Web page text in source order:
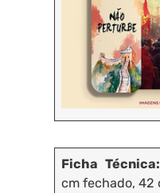
Ficha
cm fechado, 42